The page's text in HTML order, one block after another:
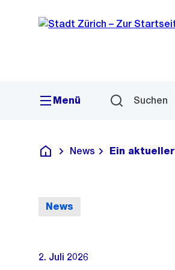
Navigation
Sprunglink
Menü Suchen
Deutsch
News Ein
News
2. Juli 2026